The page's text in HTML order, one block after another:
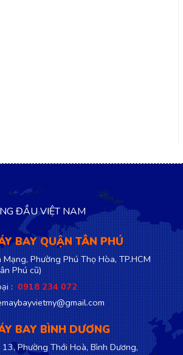
ĐẦU VIỆT NAM
BAY QUẬN TÂN PHÚ
Mạng, Phường Phú Thọ Hòa, TP.HCM
Phú cũ)
:0918 234 072
BAY BÌNH DƯƠNG
13, Phường Thới Hoà, Bình Dương,